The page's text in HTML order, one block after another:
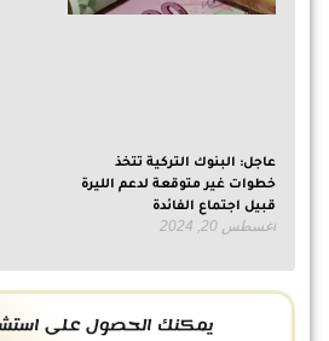
عاجل: البنوك التركية تتخذ
خطوات غير متوقعة لدعم الليرة
قبيل اجتماع الفائدة
أغسطس 20, 2024
يمكنك الحصول على